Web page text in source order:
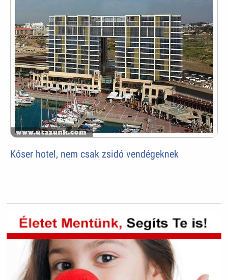
Kóser hotel, nem csak zsidó vendégeknek